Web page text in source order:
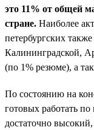
это 11% от общей
стране. Наиболее
петербургских
Калининградской,
(по 1% резюме), а
По состоянию на
готовых работать по
достаточно